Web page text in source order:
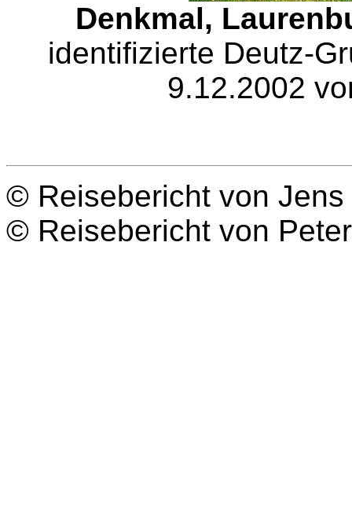
Denkmal,
identifizierte Deutz-
9.12.2002
© Reisebericht von Jens
© Reisebericht von